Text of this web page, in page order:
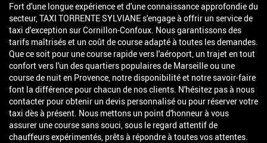
Fort d'une longue expérience et d'une connaissance approfondie du
secteur, TAXI TORRENTE SYLVIANE s'engage à offrir un service de
taxi d'exception sur Cornillon-Confoux. Nous garantissons des
tarifs maîtrisés et un coût de course adapté à toutes les demandes.
Que ce soit pour une course rapide vers l'aéroport, un trajet en tout
confort vers l'un des quartiers populaires de Marseille ou une
course de nuit en Provence, notre disponibilité et notre savoir-faire
font la différence pour chacun de nos clients. N'hésitez pas à nous
contacter pour obtenir un devis personnalisé ou pour réserver votre
taxi dès à présent. Nous mettons un point d'honneur à vous
assurer une course sans souci, sous le regard attentif de
chauffeurs expérimentés, prêts à répondre à toutes vos attentes.